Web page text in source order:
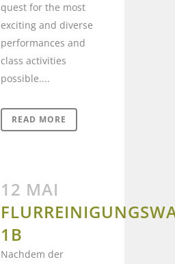
quest for the most
exciting and diverse
performances and
class activities
possible....
READ MORE
12 MAI
1B
Nachdem der